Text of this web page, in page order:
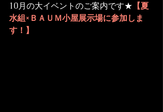
10月の大イベントのご案内です★ 【夏
水組× ＢＡＵＭ小屋展示場に参加しま
す！】